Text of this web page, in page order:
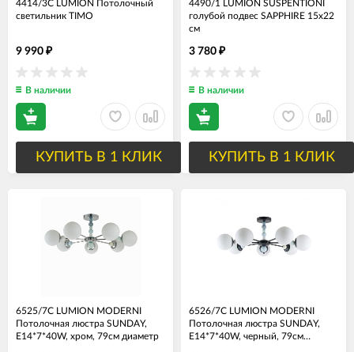
4414/3C LUMION Потолочный
светильник TIMO
9 990 ₽
В наличии
КУПИТЬ В 1 КЛИК
4490/1 LUMION SUSPENTIONI
голубой подвес SAPPHIRE 15х22
см
3 780 ₽
В наличии
КУПИТЬ В 1 КЛИК
6525/7C LUMION MODERNI
Потолочная люстра SUNDAY,
E14*7*40W, хром, 79см диаметр
6526/7C LUMION MODERNI
Потолочная люстра SUNDAY,
E14*7*40W, черный, 79см